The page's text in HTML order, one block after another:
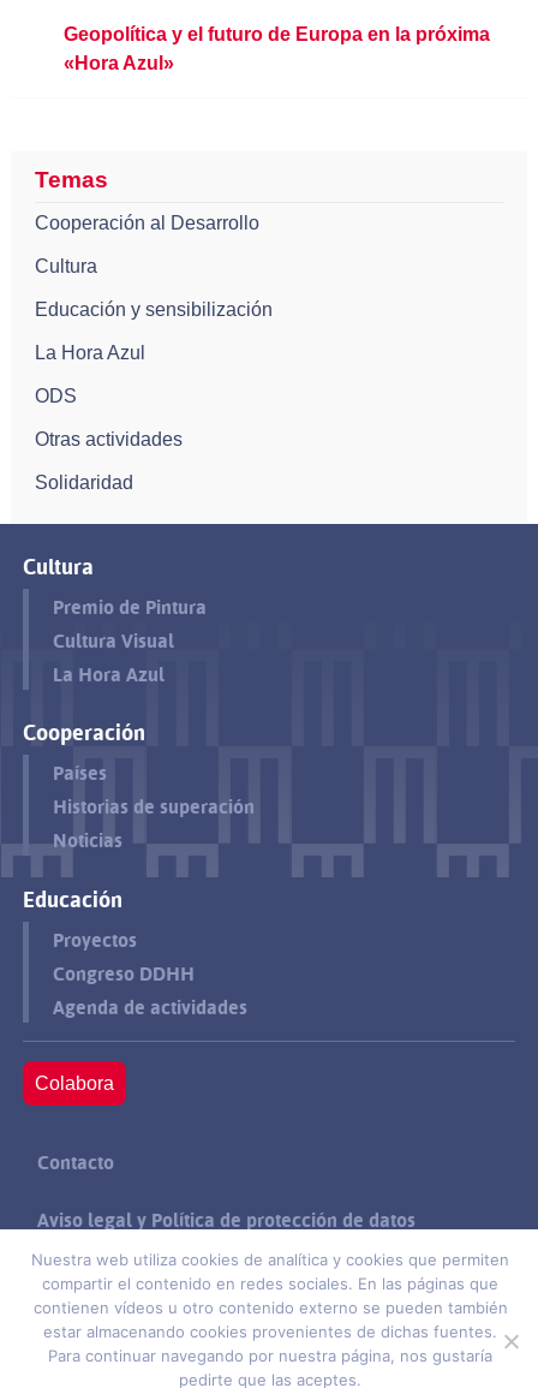
Geopolítica y el futuro de Europa en la próxima
«Hora Azul»
Temas
Cooperación al Desarrollo
Cultura
Educación y sensibilización
La Hora Azul
ODS
Otras actividades
Solidaridad
Cultura
Premio de Pintura
Cultura Visual
La Hora Azul
Cooperación
Países
Historias de superación
Noticias
Educación
Proyectos
Congreso DDHH
Agenda de actividades
Colabora
Contacto
Aviso legal y Política de protección de datos
Política de cookies
Suscríbete
Nuestra web utiliza cookies de analítica y cookies que permiten
compartir el contenido en redes sociales. En las páginas que
contienen vídeos u otro contenido externo se pueden también
estar almacenando cookies provenientes de dichas fuentes.
Para continuar navegando por nuestra página, nos gustaría
pedirte que las aceptes.